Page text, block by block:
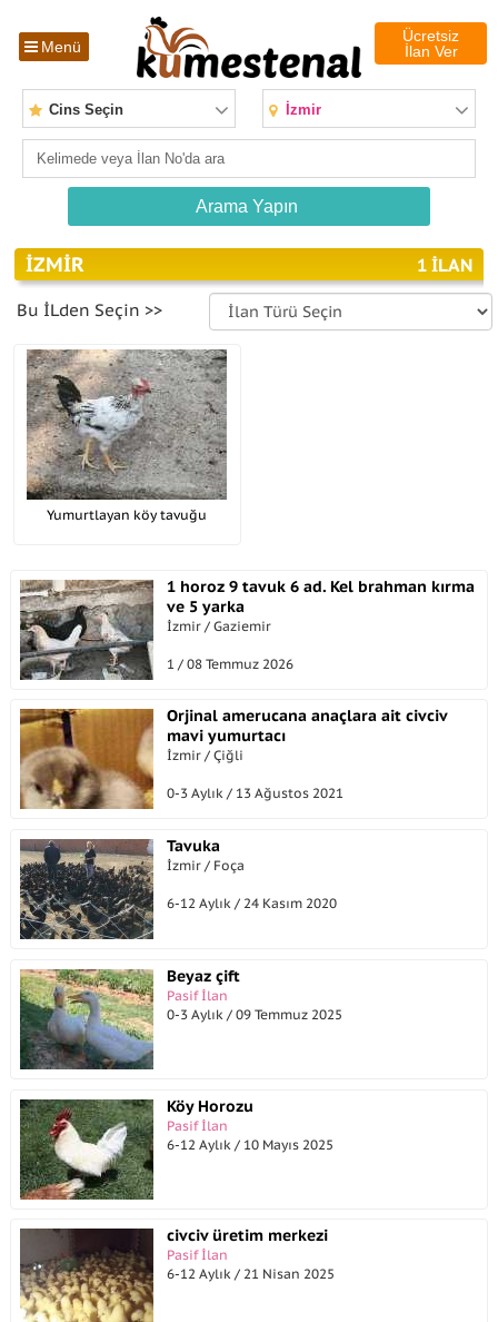
Menü
Ücretsiz
İlan Ver
Cins Seçin İzmir
İZMIR 1 ILAN
Bu İLden Seçin >>
Yumurtlayan köy tavuğu
1 horoz 9 tavuk 6 ad. Kel brahman kırma
ve 5 yarka
İzmir / Gaziemir
1 / 08 Temmuz 2026
Orjinal amerucana anaçlara ait civciv
mavi yumurtacı
İzmir / Çiğli
0-3 Aylık / 13 Ağustos 2021
Tavuka
İzmir / Foça
6-12 Aylık / 24 Kasım 2020
Beyaz çift
Pasif İlan
0-3 Aylık / 09 Temmuz 2025
Köy Horozu
Pasif İlan
6-12 Aylık / 10 Mayıs 2025
civciv üretim merkezi
Pasif İlan
6-12 Aylık / 21 Nisan 2025